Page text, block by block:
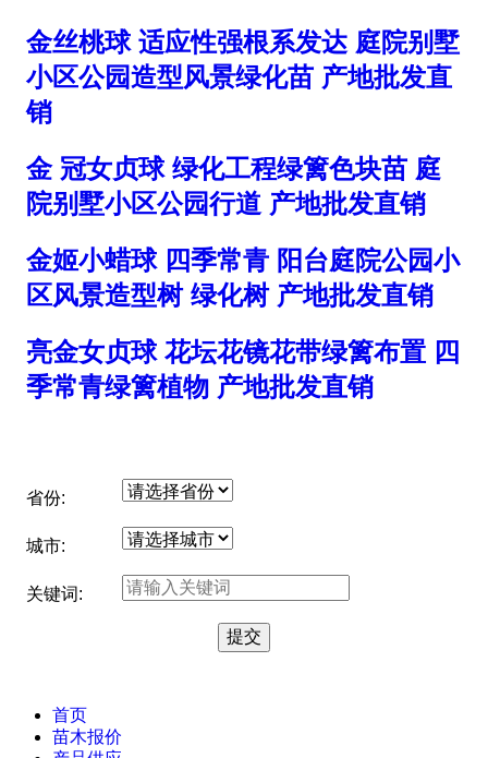
金丝桃球 适应性强根系发达 庭院别墅
小区公园造型风景绿化苗 产地批发直
销
金 冠女贞球 绿化工程绿篱色块苗 庭
院别墅小区公园行道 产地批发直销
金姬小蜡球 四季常青 阳台庭院公园小
区风景造型树 绿化树 产地批发直销
亮金女贞球 花坛花镜花带绿篱布置 四
季常青绿篱植物 产地批发直销
省份:
城市:
关键词:
首页
苗木报价